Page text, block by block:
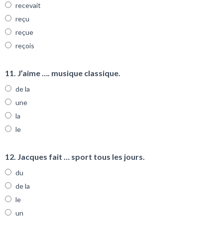
recevait
reçu
reçue
reçois
11. J’aime …. musique classique.
de la
une
la
le
12. Jacques fait … sport tous les jours.
du
de la
le
un